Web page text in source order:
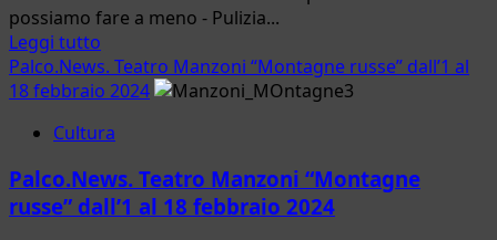
50
migranti
possiamo fare a meno - Pulizia...
Leggi tutto
di
più
Fiumicino.
della
spiaggia:
Palco.News. Teatro Manzoni “Montagne russe” dall’1 al
18 febbraio 2024
Cultura
Palco.News. Teatro Manzoni “Montagne
russe” dall’1 al 18 febbraio 2024